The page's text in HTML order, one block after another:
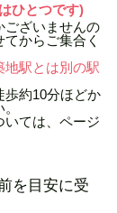
ひとつです)
ざいませんの
からご集合く
地駅とは別の駅
約10分ほどか
ては、ページ
を目安に受